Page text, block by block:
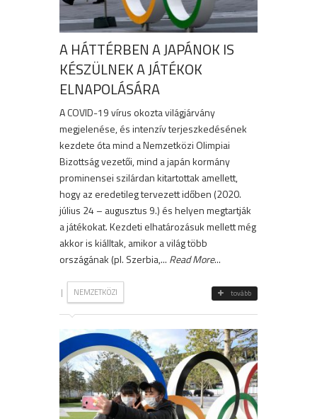
A HÁTTÉRBEN A JAPÁNOK IS
KÉSZÜLNEK A JÁTÉKOK
ELNAPOLÁSÁRA
A COVID-19 vírus okozta világjárvány
megjelenése, és intenzív terjeszkedésének
kezdete óta mind a Nemzetközi Olimpiai
Bizottság vezetői, mind a japán kormány
prominensei szilárdan kitartottak amellett,
hogy az eredetileg tervezett időben (2020.
július 24 – augusztus 9.) és helyen megtartják
a játékokat. Kezdeti elhatározásuk mellett még
akkor is kiálltak, amikor a világ több
országának (pl. Szerbia,... Read More...
| NEMZETKÖZI tovább